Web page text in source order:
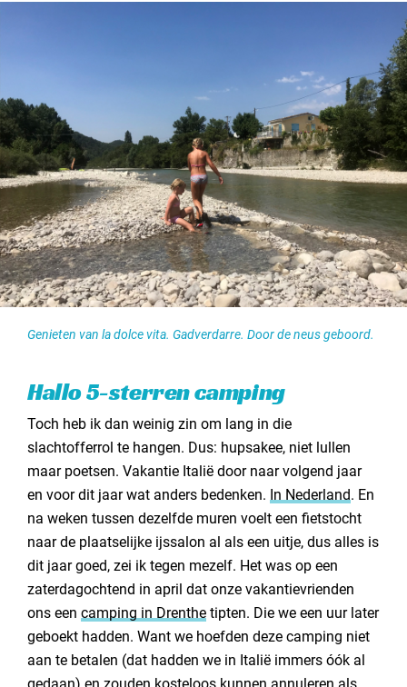
Genieten van la dolce vita. Gadverdarre. Door de neus geboord.
Hallo 5-sterren camping
Toch heb ik dan weinig zin om lang in die
slachtofferrol te hangen. Dus: hupsakee, niet lullen
maar poetsen. Vakantie Italië door naar volgend jaar
en voor dit jaar wat anders bedenken. In Nederland. En
na weken tussen dezelfde muren voelt een fietstocht
naar de plaatselijke ijssalon al als een uitje, dus alles is
dit jaar goed, zei ik tegen mezelf. Het was op een
zaterdagochtend in april dat onze vakantievrienden
ons een camping in Drenthe tipten. Die we een uur later
geboekt hadden. Want we hoefden deze camping niet
aan te betalen (dat hadden we in Italië immers óók al